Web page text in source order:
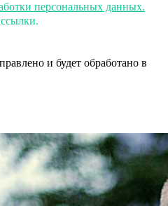
персональных данных.
и будет обработано в